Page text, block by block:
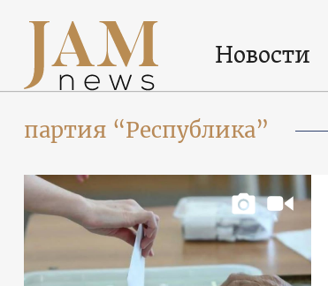
Новости
партия “Республика”